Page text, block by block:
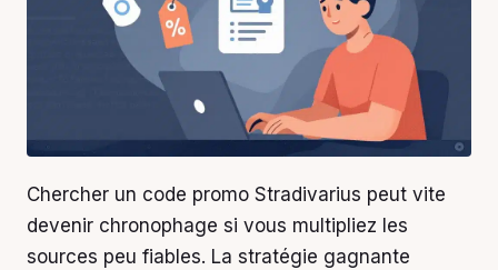
Chercher un code promo Stradivarius peut vite
devenir chronophage si vous multipliez les
sources peu fiables. La stratégie gagnante